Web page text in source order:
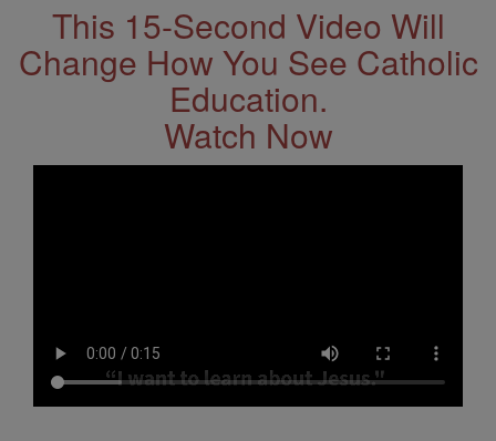
This 15-Second Video Will
Change How You See Catholic
Education.
Watch Now